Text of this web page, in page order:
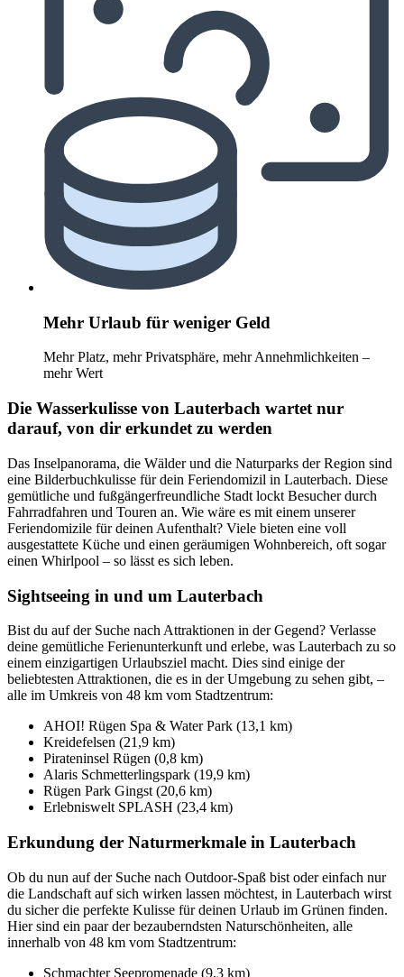
Mehr Urlaub für weniger Geld
Mehr Platz, mehr Privatsphäre, mehr Annehmlichkeiten –
mehr Wert
Die Wasserkulisse von Lauterbach wartet nur
darauf, von dir erkundet zu werden
Das Inselpanorama, die Wälder und die Naturparks der Region sind
eine Bilderbuchkulisse für dein Feriendomizil in Lauterbach. Diese
gemütliche und fußgängerfreundliche Stadt lockt Besucher durch
Fahrradfahren und Touren an. Wie wäre es mit einem unserer
Feriendomizile für deinen Aufenthalt? Viele bieten eine voll
ausgestattete Küche und einen geräumigen Wohnbereich, oft sogar
einen Whirlpool – so lässt es sich leben.
Sightseeing in und um Lauterbach
Bist du auf der Suche nach Attraktionen in der Gegend? Verlasse
deine gemütliche Ferienunterkunft und erlebe, was Lauterbach zu so
einem einzigartigen Urlaubsziel macht. Dies sind einige der
beliebtesten Attraktionen, die es in der Umgebung zu sehen gibt, –
alle im Umkreis von 48 km vom Stadtzentrum:
AHOI! Rügen Spa & Water Park (13,1 km)
Kreidefelsen (21,9 km)
Pirateninsel Rügen (0,8 km)
Alaris Schmetterlingspark (19,9 km)
Rügen Park Gingst (20,6 km)
Erlebniswelt SPLASH (23,4 km)
Erkundung der Naturmerkmale in Lauterbach
Ob du nun auf der Suche nach Outdoor-Spaß bist oder einfach nur
die Landschaft auf sich wirken lassen möchtest, in Lauterbach wirst
du sicher die perfekte Kulisse für deinen Urlaub im Grünen finden.
Hier sind ein paar der bezauberndsten Naturschönheiten, alle
innerhalb von 48 km vom Stadtzentrum:
Schmachter Seepromenade (9,3 km)